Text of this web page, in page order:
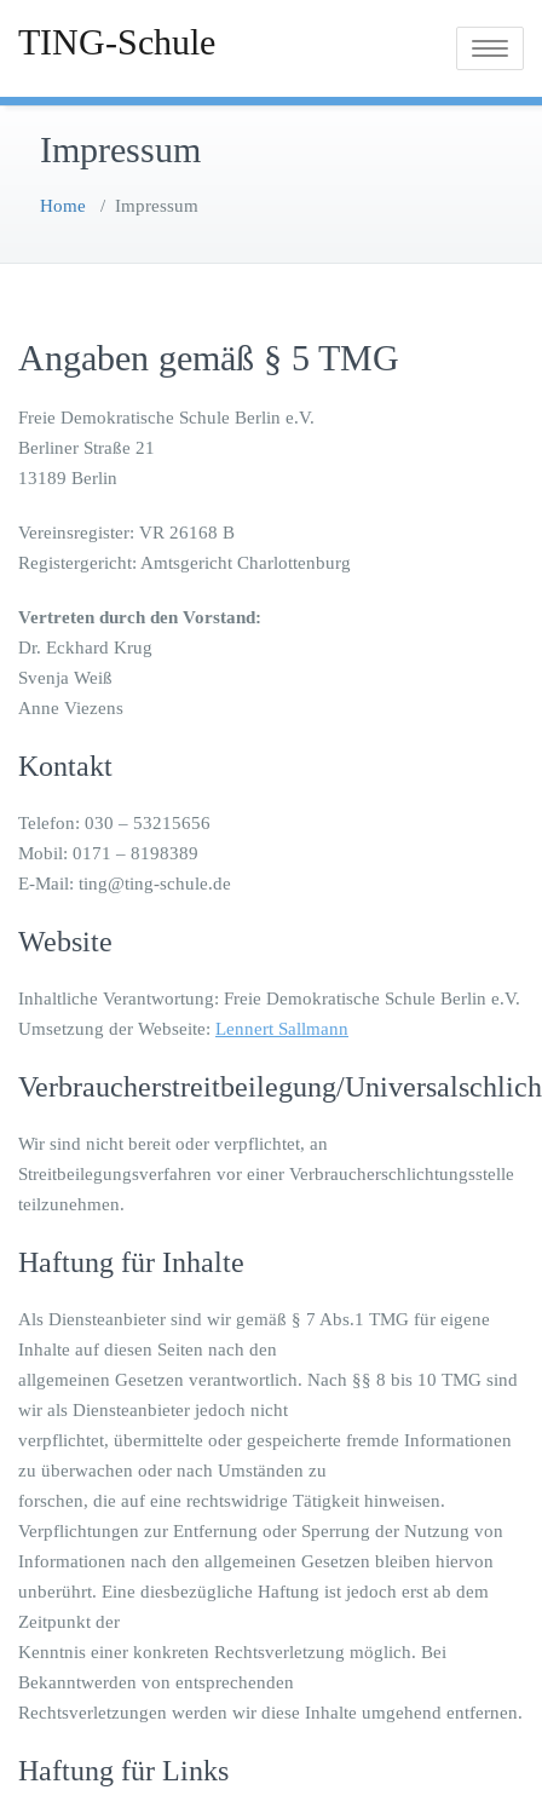
TING-Schule Toggle
Impressum
Home / Impressum
Angaben gemäß § 5 TMG
Freie Demokratische Schule Berlin e.V.
Berliner Straße 21
13189 Berlin
Vereinsregister: VR 26168 B
Registergericht: Amtsgericht Charlottenburg
Vertreten durch den Vorstand:
Dr. Eckhard Krug
Svenja Weiß
Anne Viezens
Kontakt
Telefon: 030 – 53215656
Mobil: 0171 – 8198389
E-Mail: ting@ting-schule.de
Website
Inhaltliche Verantwortung: Freie Demokratische Schule Berlin e.V.
Umsetzung der Webseite: Lennert Sallmann
Verbraucherstreitbeilegung/
Wir sind nicht bereit oder verpflichtet, an
Streitbeilegungsverfahren vor einer Verbraucherschlichtungsstelle
teilzunehmen.
Haftung für Inhalte
Als Diensteanbieter sind wir gemäß § 7 Abs.1 TMG für eigene
Inhalte auf diesen Seiten nach den
allgemeinen Gesetzen verantwortlich. Nach §§ 8 bis 10 TMG sind
wir als Diensteanbieter jedoch nicht
verpflichtet, übermittelte oder gespeicherte fremde Informationen
zu überwachen oder nach Umständen zu
forschen, die auf eine rechtswidrige Tätigkeit hinweisen.
Verpflichtungen zur Entfernung oder Sperrung der Nutzung von
Informationen nach den allgemeinen Gesetzen bleiben hiervon
unberührt. Eine diesbezügliche Haftung ist jedoch erst ab dem
Zeitpunkt der
Kenntnis einer konkreten Rechtsverletzung möglich. Bei
Bekanntwerden von entsprechenden
Rechtsverletzungen werden wir diese Inhalte umgehend entfernen.
Haftung für Links